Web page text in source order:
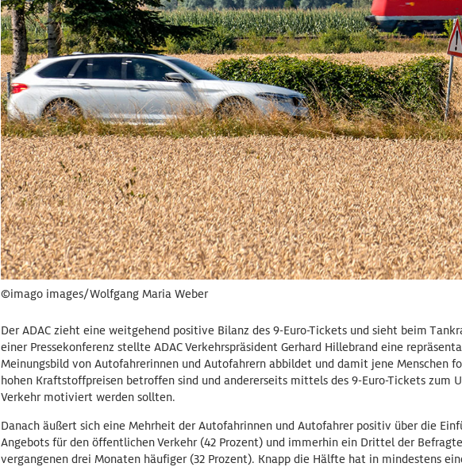
©imago images/Wolfgang Maria Weber
Der ADAC zieht eine weitgehend positive Bilanz des 9-Euro-Tickets und sieht beim
einer Pressekonferenz stellte ADAC Verkehrspräsident Gerhard Hillebrand eine
Meinungsbild von Autofahrerinnen und Autofahrern abbildet und damit jene Menschen
hohen Kraftstoffpreisen betroffen sind und andererseits mittels des 9-Euro-Tickets zum
Verkehr motiviert werden sollten.
Danach äußert sich eine Mehrheit der Autofahrinnen und Autofahrer positiv über die
Angebots für den öffentlichen Verkehr (42 Prozent) und immerhin ein Drittel der
vergangenen drei Monaten häufiger (32 Prozent). Knapp die Hälfte hat in mindestens